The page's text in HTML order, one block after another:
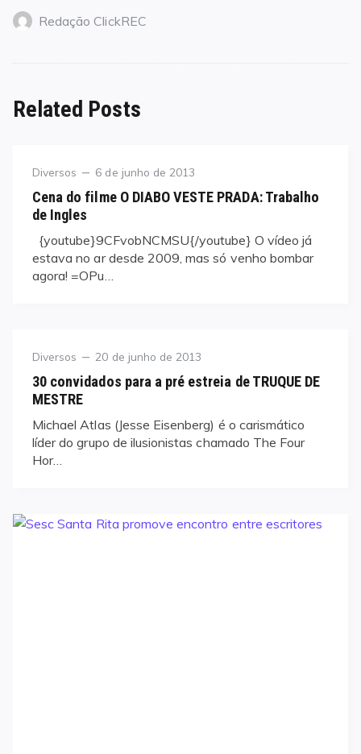
Redação ClickREC
Related Posts
Category
Diversos
Posted
6 de junho de 2013
Cena do filme O DIABO VESTE PRADA: Trabalho
de Ingles
{youtube}9CFvobNCMSU{/youtube} O vídeo já
estava no ar desde 2009, mas só venho bombar
agora! =OPu…
Category
Diversos
Posted
20 de junho de 2013
30 convidados para a pré estreia de TRUQUE DE
MESTRE
Michael Atlas (Jesse Eisenberg) é o carismático
líder do grupo de ilusionistas chamado The Four
Hor…